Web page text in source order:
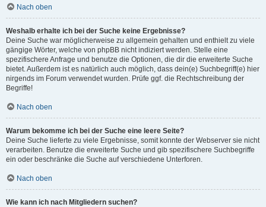
Nach oben
Weshalb erhalte ich bei der Suche keine Ergebnisse?
Deine Suche war möglicherweise zu allgemein gehalten und enthielt zu viele
gängige Wörter, welche von phpBB nicht indiziert werden. Stelle eine
spezifischere Anfrage und benutze die Optionen, die dir die erweiterte Suche
bietet. Außerdem ist es natürlich auch möglich, dass dein(e) Suchbegriff(e) hier
nirgends im Forum verwendet wurden. Prüfe ggf. die Rechtschreibung der
Begriffe!
Nach oben
Warum bekomme ich bei der Suche eine leere Seite?
Deine Suche lieferte zu viele Ergebnisse, somit konnte der Webserver sie nicht
verarbeiten. Benutze die erweiterte Suche und gib spezifischere Suchbegriffe
ein oder beschränke die Suche auf verschiedene Unterforen.
Nach oben
Wie kann ich nach Mitgliedern suchen?